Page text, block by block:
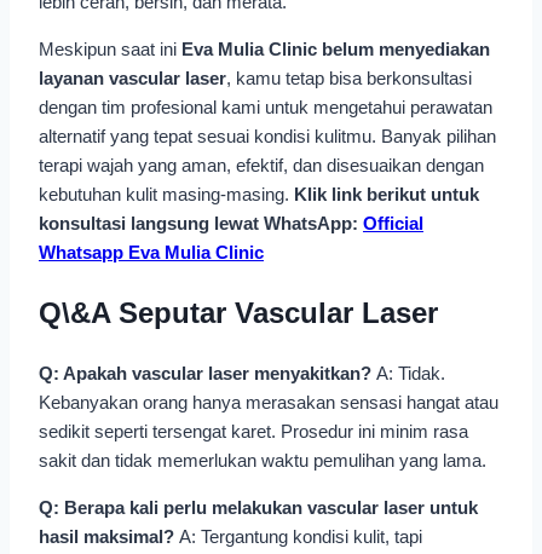
Meskipun saat ini Eva Mulia Clinic belum menyediakan
layanan vascular laser, kamu tetap bisa berkonsultasi
dengan tim profesional kami untuk mengetahui perawatan
alternatif yang tepat sesuai kondisi kulitmu. Banyak pilihan
terapi wajah yang aman, efektif, dan disesuaikan dengan
kebutuhan kulit masing-masing. Klik link berikut untuk
konsultasi langsung lewat WhatsApp: Official
Whatsapp Eva Mulia Clinic
Q\&A Seputar Vascular Laser
Q: Apakah vascular laser menyakitkan? A: Tidak.
Kebanyakan orang hanya merasakan sensasi hangat atau
sedikit seperti tersengat karet. Prosedur ini minim rasa
sakit dan tidak memerlukan waktu pemulihan yang lama.
Q: Berapa kali perlu melakukan vascular laser untuk
hasil maksimal? A: Tergantung kondisi kulit, tapi